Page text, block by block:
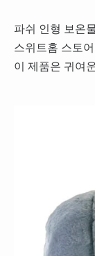
파쉬 인형 보온
스위트홈 스토
이 제품은 귀여